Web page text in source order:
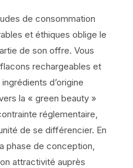
de consommation
et éthiques oblige le
de son offre. Vous
rechargeables et
d’origine
la « green beauty »
réglementaire,
de se différencier. En
phase de conception,
attractivité auprès